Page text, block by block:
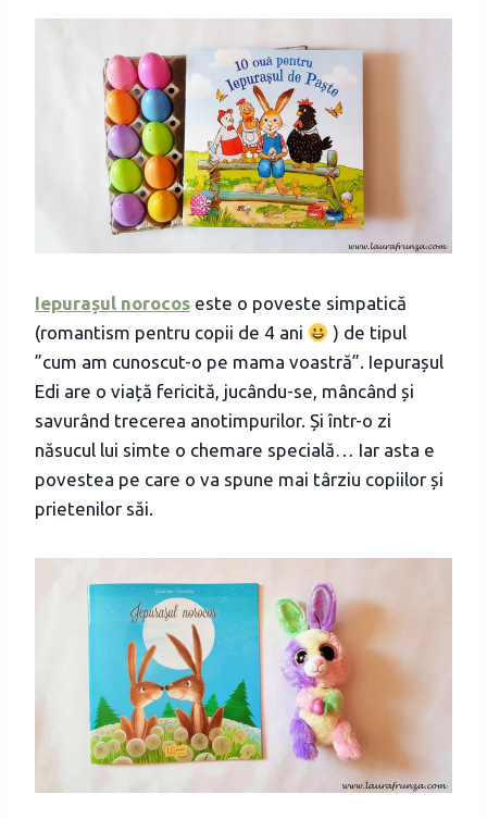
Iepurașul norocos este o poveste simpatică
(romantism pentru copii de 4 ani
) de tipul
”cum am cunoscut-o pe mama voastră”. Iepurașul
Edi are o viață fericită, jucându-se, mâncând și
savurând trecerea anotimpurilor. Și într-o zi
năsucul lui simte o chemare specială… Iar asta e
povestea pe care o va spune mai târziu copiilor și
prietenilor săi.